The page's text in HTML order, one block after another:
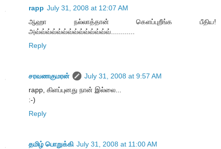
rapp July 31, 2008 at 12:07 AM
ஆஹா நல்லாத்தான் கெளப்புறீங்க பீதிய!
அவ்வ்வ்வ்வ்வ்வ்வ்வ்வ்வ்வ்வ்வ்............
Reply
சரவணகுமரன்
July 31, 2008 at 9:57 AM
rapp, கிளப்புனது நான் இல்லை...
:-)
Reply
தமிழ் பொறுக்கி July 31, 2008 at 11:00 AM